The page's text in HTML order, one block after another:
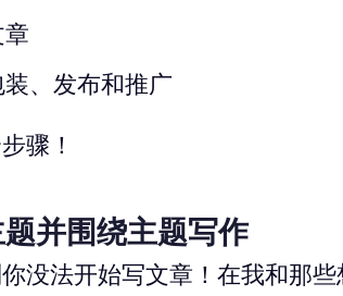
、发布和推广
骤！
并围绕主题写作
没法开始写文章！在我和那